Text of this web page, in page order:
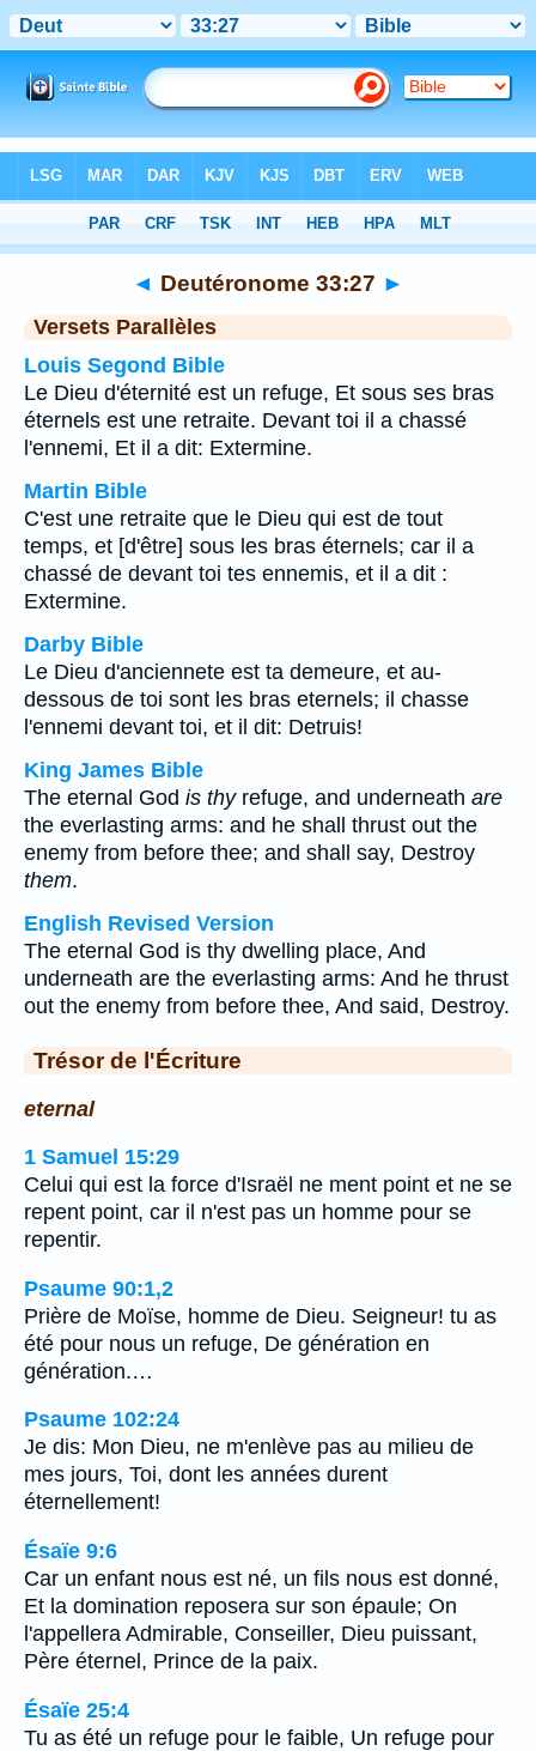
>Chapitre 33 > Verset 27
◄ Deutéronome 33:27 ►
Versets Parallèles
Louis Segond Bible
Le Dieu d'éternité est un refuge, Et sous ses bras
éternels est une retraite. Devant toi il a chassé
l'ennemi, Et il a dit: Extermine.
Martin Bible
C'est une retraite que le Dieu qui est de tout
temps, et [d'être] sous les bras éternels; car il a
chassé de devant toi tes ennemis, et il a dit :
Extermine.
Darby Bible
Le Dieu d'anciennete est ta demeure, et au-
dessous de toi sont les bras eternels; il chasse
l'ennemi devant toi, et il dit: Detruis!
King James Bible
The eternal God is thyrefuge, and underneath are
the everlasting arms: and he shall thrust out the
enemy from before thee; and shall say, Destroy
them.
English Revised Version
The eternal God is thy dwelling place, And
underneath are the everlasting arms: And he thrust
out the enemy from before thee, And said, Destroy.
Trésor de l'Écriture
eternal
1 Samuel 15:29
Celui qui est la force d'Israël ne ment point et ne se
repent point, car il n'est pas un homme pour se
repentir.
Psaume 90:1,2
Prière de Moïse, homme de Dieu. Seigneur! tu as
été pour nous un refuge, De génération en
génération.…
Psaume 102:24
Je dis: Mon Dieu, ne m'enlève pas au milieu de
mes jours, Toi, dont les années durent
éternellement!
Ésaïe 9:6
Car un enfant nous est né, un fils nous est donné,
Et la domination reposera sur son épaule; On
l'appellera Admirable, Conseiller, Dieu puissant,
Père éternel, Prince de la paix.
Ésaïe 25:4
Tu as été un refuge pour le faible, Un refuge pour